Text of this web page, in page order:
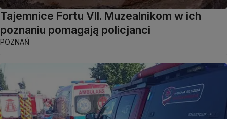
Tajemnice Fortu VII. Muzealnikom w ich
poznaniu pomagają policjanci
POZNAŃ